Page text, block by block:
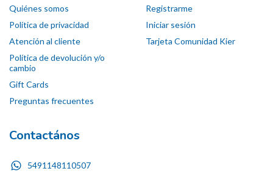
Quiénes somos
Política de privacidad
Atención al cliente
Política de devolución y/o
cambio
Gift Cards
Preguntas frecuentes
Registrarme
Iniciar sesión
Tarjeta Comunidad Kier
Contactános
5491148110507